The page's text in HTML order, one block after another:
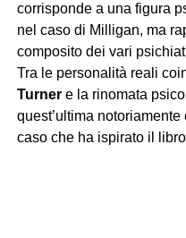
corrisponde a una figura
nel caso di Milligan, ma
composito dei vari
Tra le personalità reali
Turnere la rinomata
quest’ultima
caso che ha ispirato il